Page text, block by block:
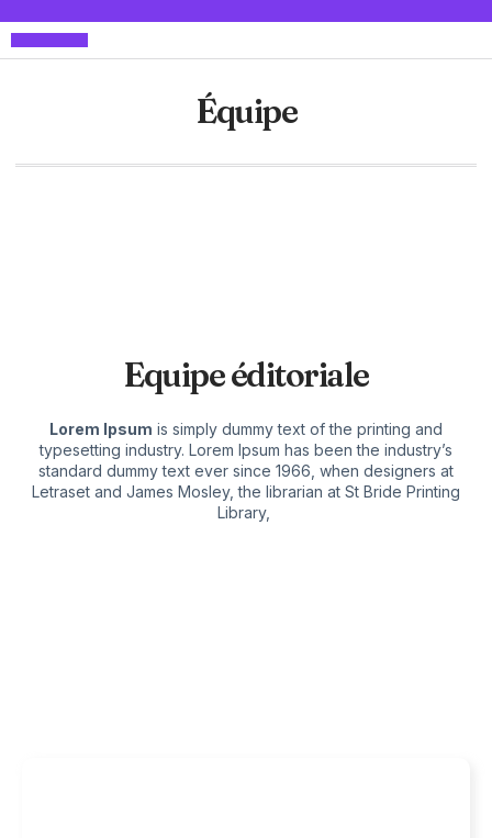
Équipe
Equipe éditoriale
Lorem Ipsum is simply dummy text of the printing and
typesetting industry. Lorem Ipsum has been the industry’s
standard dummy text ever since 1966, when designers at
Letraset and James Mosley, the librarian at St Bride Printing
Library,